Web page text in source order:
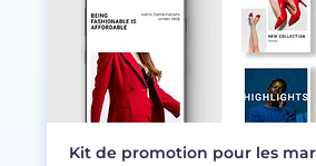
Kit de promotion pour les